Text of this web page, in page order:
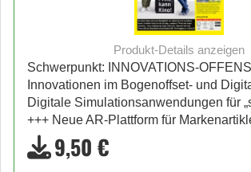
Produkt-Details anzeigen
Schwerpunkt: INNOVATIONS-
Innovationen im Bogenoffset- und
Digitale Simulationsanwendungen für
+++ Neue AR-Plattform für
9,50 €